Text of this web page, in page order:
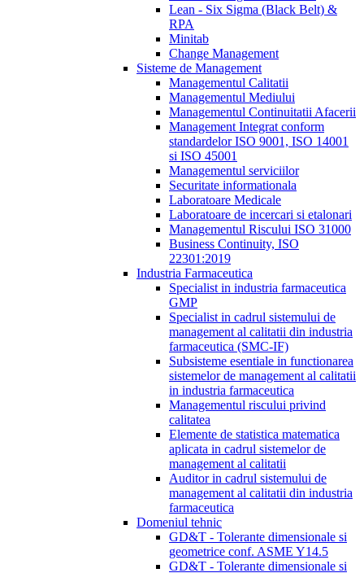
Lean - Six Sigma (Black Belt) &
RPA
Minitab
Change Management
Sisteme de Management
Managementul Calitatii
Managementul Mediului
Managementul Continuitatii Afacerii
Management Integrat conform
standardelor ISO 9001, ISO 14001
si ISO 45001
Managementul serviciilor
Securitate informationala
Laboratoare Medicale
Laboratoare de incercari si etalonari
Managementul Riscului ISO 31000
Business Continuity, ISO
22301:2019
Industria Farmaceutica
Specialist in industria farmaceutica
GMP
Specialist in cadrul sistemului de
management al calitatii din industria
farmaceutica (SMC-IF)
Subsisteme esentiale in functionarea
sistemelor de management al calitatii
in industria farmaceutica
Managementul riscului privind
calitatea
Elemente de statistica matematica
aplicata in cadrul sistemelor de
management al calitatii
Auditor in cadrul sistemului de
management al calitatii din industria
farmaceutica
Domeniul tehnic
GD&T - Tolerante dimensionale si
geometrice conf. ASME Y14.5
GD&T - Tolerante dimensionale si